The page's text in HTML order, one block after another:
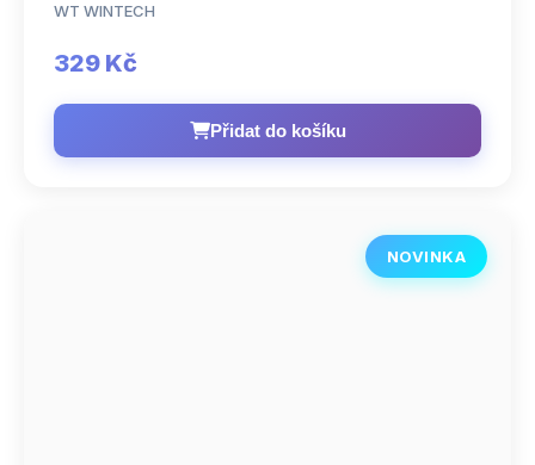
WT WINTECH
329 Kč
Přidat do košíku
NOVINKA